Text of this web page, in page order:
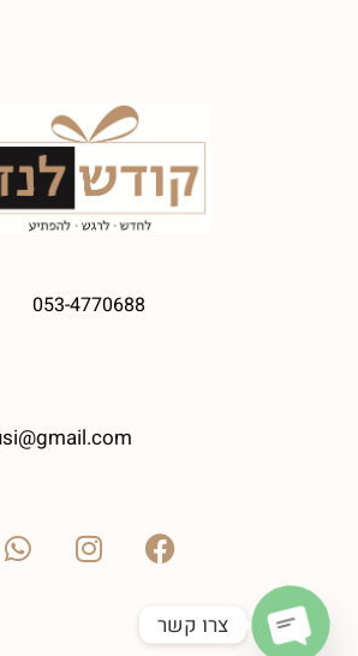
053-4770688
צרו קשר